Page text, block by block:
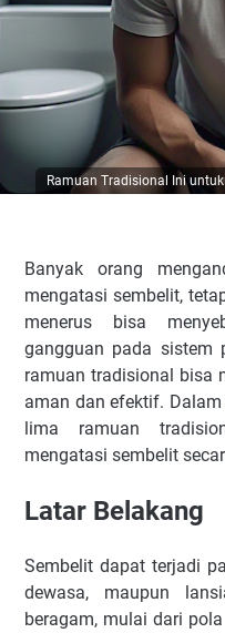
Ramuan Tradisional Ini
Banyak orang
mengatasi sembelit,
menerus bisa
gangguan pada sistem
ramuan tradisional bisa
aman dan efektif.
lima ramuan
mengatasi sembelit
Latar Belakang
Sembelit dapat terjadi
dewasa, maupun
beragam, mulai dari